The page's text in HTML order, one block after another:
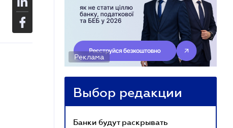
Реклама
Выбор редакции
Банки будут раскрывать